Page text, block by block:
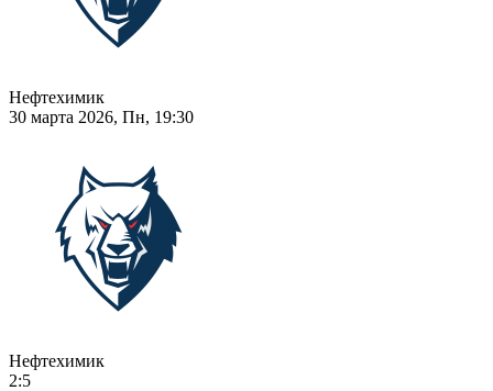
Нефтехимик
30 марта 2026, Пн, 19:30
Нефтехимик
2:5